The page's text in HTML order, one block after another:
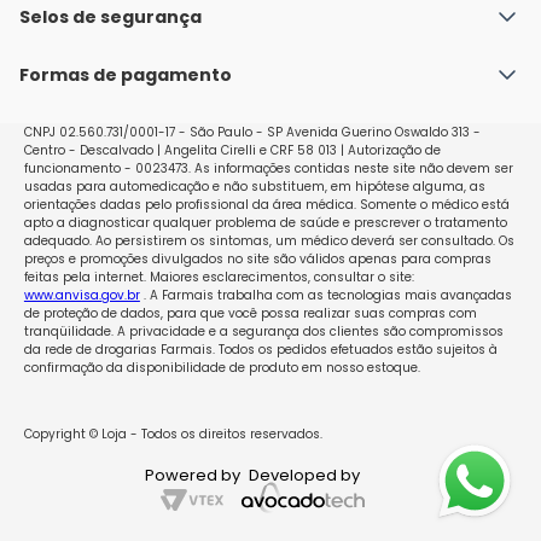
doses e a duração do tratamento. Não interrompa o
tratamento sem o conhecimento do seu médico. Não
inferior a 18 anos. Cada comprimido contém: 5,45 mg
nebivolol: 2,5 mg de d-nebivolol e 2,5 mg de l-nebivolol.
Excipientes: polissorbato 80, hipromelose, lactose
monoidratada, amido, croscarmelose sódica, celulose
microcristalina, dióxido de silício e estearato de
magnésio. Mantenha Nebilet em temperatura
ambiente (15 a 30ºC) e protegido da umidade. Número
de lote e datas de fabricação e validade: vide
embalagem. Não use medicamento com o prazo de
validade vencido. Guarde-o em sua embalagem
original. Características do medicamento Os
partes iguais. Antes de usar, observe o aspecto do
medicamento. Caso ele esteja no prazo de validade e
você observe alguma mudança no aspecto, consulte
o farmacêutico para saber se poderá utilizá-lo. Todo
Nossas lojas
Política de Envio
Políticas de Trocas e Devoluções
Selos de segurança
Formas de pagamento
CNPJ 02.560.731/0001-17 - São Paulo - SP Avenida Guerino Oswaldo 313 -
Centro - Descalvado | Angelita Cirelli e CRF 58 013 | Autorização de
funcionamento - 0023473. As informações contidas neste site não devem ser
usadas para automedicação e não substituem, em hipótese alguma, as
orientações dadas pelo profissional da área médica. Somente o médico está
apto a diagnosticar qualquer problema de saúde e prescrever o tratamento
adequado. Ao persistirem os sintomas, um médico deverá ser consultado. Os
preços e promoções divulgados no site são válidos apenas para compras
feitas pela internet. Maiores esclarecimentos, consultar o site:
www.anvisa.gov.br. A Farmais trabalha com as tecnologias mais avançadas
de proteção de dados, para que você possa realizar suas compras com
tranqüilidade. A privacidade e a segurança dos clientes são compromissos
da rede de drogarias Farmais. Todos os pedidos efetuados estão sujeitos à
confirmação da disponibilidade de produto em nosso estoque.
Copyright © Loja - Todos os direitos reservados.
Powered by Developed by